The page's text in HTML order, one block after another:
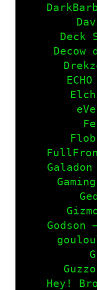
Deck
Decow
ECHO
Galadon
Godson
Hey!